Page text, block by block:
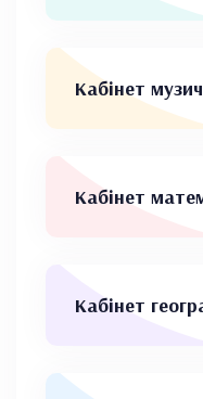
Кабінет
Кабінет
Кабінет